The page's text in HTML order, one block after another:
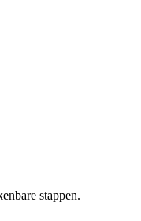
stappen.